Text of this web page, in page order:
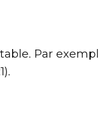
Par